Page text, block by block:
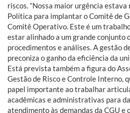
riscos. “Nossa maior urgência estava
Política para implantar o Comitê de
Comitê Operativo. Este é um
estar alinhado a um grande conjunto
procedimentos e análises. A gestão
preconiza o ganho da eficiência da
Está prevista também a figura do
Gestão de Risco e Controle Interno,
papel importante ao trabalhar
acadêmicas e administrativas para
atendimento às demandas da CGU e